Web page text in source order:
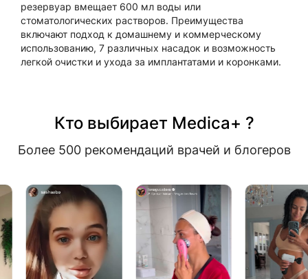
резервуар вмещает 600 мл воды или
стоматологических растворов. Преимущества
включают подход к домашнему и коммерческому
использованию, 7 различных насадок и возможность
легкой очистки и ухода за имплантатами и коронками.
Кто выбирает Medica+ ?
Более 500 рекомендаций врачей и блогеров